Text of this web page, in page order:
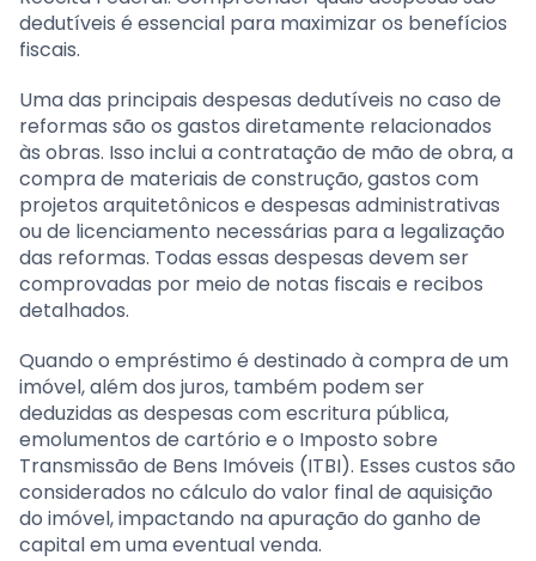
dedutíveis é essencial para maximizar os benefícios
fiscais.
Uma das principais despesas dedutíveis no caso de
reformas são os gastos diretamente relacionados
às obras. Isso inclui a contratação de mão de obra, a
compra de materiais de construção, gastos com
projetos arquitetônicos e despesas administrativas
ou de licenciamento necessárias para a legalização
das reformas. Todas essas despesas devem ser
comprovadas por meio de notas fiscais e recibos
detalhados.
Quando o empréstimo é destinado à compra de um
imóvel, além dos juros, também podem ser
deduzidas as despesas com escritura pública,
emolumentos de cartório e o Imposto sobre
Transmissão de Bens Imóveis (ITBI). Esses custos são
considerados no cálculo do valor final de aquisição
do imóvel, impactando na apuração do ganho de
capital em uma eventual venda.